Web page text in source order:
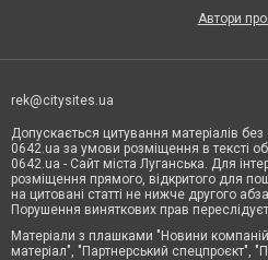
Автори
rek@citysites.ua
Допускається цитування матеріалів
0642.ua за умови розміщення в тексті
0642.ua - Сайт міста Луганська. Для
розміщення прямого, відкритого для
на цитовані статті не нижче другого
Порушення виняткових прав
Матеріали з плашками "Новини
матеріал", "Партнерський спецпроєкт",